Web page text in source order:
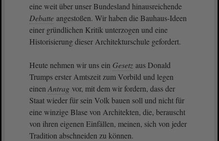
eine weit über unser Bundesland hinausreichende
Debatte angestoßen. Wir haben die Bauhaus-Ideen
einer gründlichen Kritik unterzogen und eine
Historisierung dieser Architekturschule gefordert.
Heute nehmen wir uns ein Gesetz aus Donald
Trumps erster Amtszeit zum Vorbild und legen
einen Antrag vor, mit dem wir fordern, dass der
Staat wieder für sein Volk bauen soll und nicht für
eine winzige Blase von Architekten, die, berauscht
von ihren eigenen Einfällen, meinen, sich von jeder
Tradition abschneiden zu können.